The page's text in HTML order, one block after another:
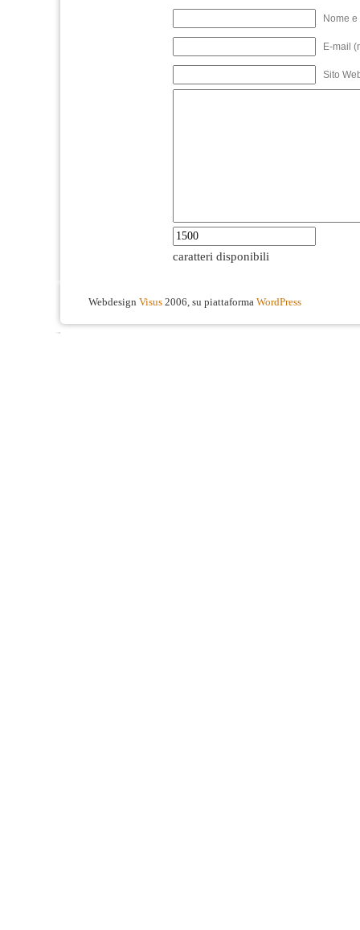
Nome
E-mail
Sito
caratteri disponibili
Webdesign Visus 2006, su piattaforma WordPress